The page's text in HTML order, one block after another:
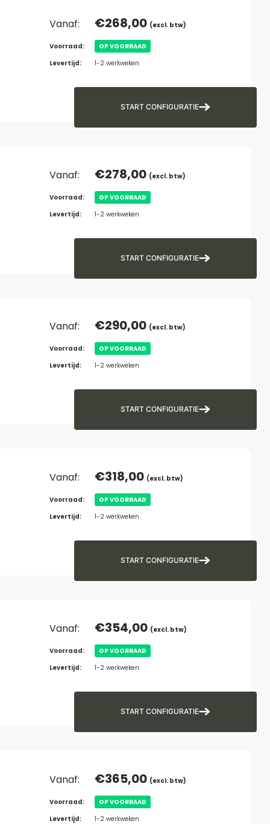
Vanaf: €268,00 (excl. btw)
Voorraad:
OP VOORRAAD
Levertijd:
1-2 werkweken
START CONFIGURATIE
Vanaf: €278,00 (excl. btw)
Voorraad:
OP VOORRAAD
Levertijd:
1-2 werkweken
START CONFIGURATIE
Vanaf: €290,00 (excl. btw)
Voorraad:
OP VOORRAAD
Levertijd:
1-2 werkweken
START CONFIGURATIE
Vanaf: €318,00 (excl. btw)
Voorraad:
OP VOORRAAD
Levertijd:
1-2 werkweken
START CONFIGURATIE
Vanaf: €354,00 (excl. btw)
Voorraad:
OP VOORRAAD
Levertijd:
1-2 werkweken
START CONFIGURATIE
Vanaf: €365,00 (excl. btw)
Voorraad:
OP VOORRAAD
Levertijd:
1-2 werkweken